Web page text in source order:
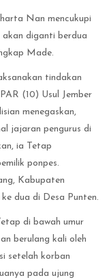
Nan mencukupi
diganti berdua
Made.
tindakan
(10) Usul Jember
menegaskan,
jajaran pengurus di
ia Tetap
ponpes.
Kabupaten
dua di Desa Punten.
di bawah umur
berulang kali oleh
setelah korban
pada ujung